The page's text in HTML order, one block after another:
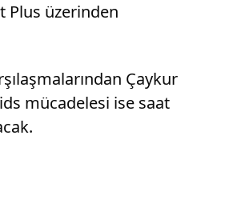
Plus üzerinden
Çaykur
mücadelesi ise saat